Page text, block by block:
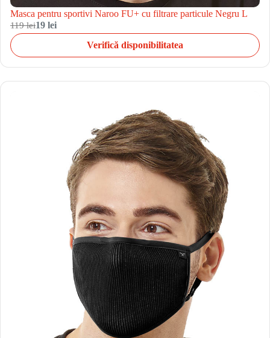
Masca pentru sportivi Naroo FU+ cu filtrare particule Negru L
119 lei19 lei
Verifică disponibilitatea